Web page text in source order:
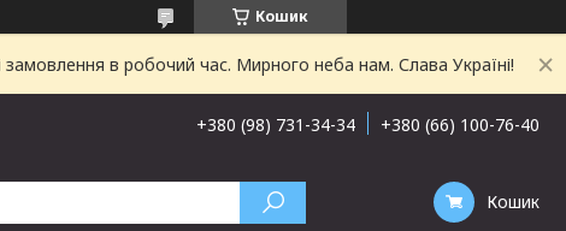
Кошик
в робочий час. Мирного неба нам. Слава Україні!
+380 (98) 731-34-34 +380 (66) 100-76-40
Кошик